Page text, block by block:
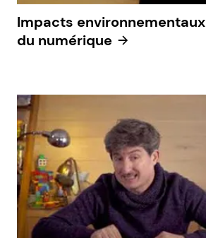
Impacts environnementaux
du numérique